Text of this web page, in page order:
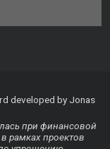
developed by Jonas
при финансовой
рамках проектов